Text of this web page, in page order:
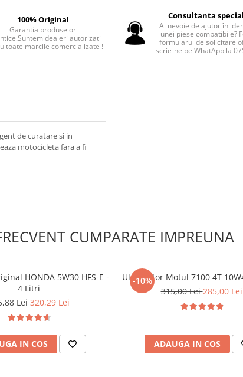
100% Original
Garantia produselor
dealeri autorizati
toate marcile comercializate !
Consultanta
Ai nevoie de ajutor în
unei piese compatibile?
formularul de solicitare
scrie-ne pe WhatApp la
de curatare si in
motocicleta fara a fi
CUMPARATE IMPREUNA
HONDA 5W30 HFS-E -
4 Litri
Lei320,29 Lei
IN COS
-10%
Ulei motor Motul 7100 4T
315,00 Lei285,00 Lei
ADAUGA IN COS